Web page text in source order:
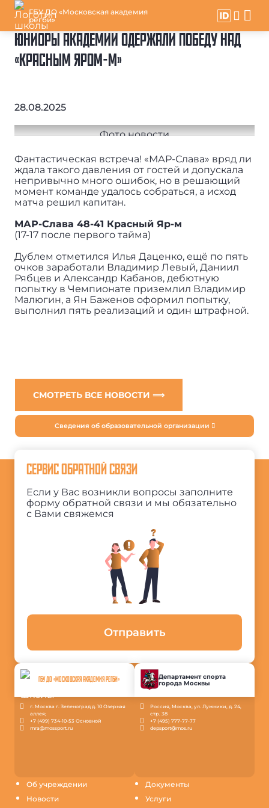
ГБУ ДО «Московская академия
регби»
ЮНИОРЫ АКАДЕМИИ ОДЕРЖАЛИ ПОБЕДУ НАД
«КРАСНЫМ ЯРОМ-М»
28.08.2025
Фантастическая встреча! «МАР-Слава» вряд ли
ждала такого давления от гостей и допускала
непривычно много ошибок, но в решающий
момент команде удалось собраться, а исход
матча решил капитан.
МАР-Слава 48-41 Красный Яр-м
(17-17 после первого тайма)
Дублем отметился Илья Даценко, ещё по пять
очков заработали Владимир Левый, Даниил
Рябцев и Александр Кабанов, дебютную
попытку в Чемпионате приземлил Владимир
Малюгин, а Ян Баженов оформил попытку,
выполнил пять реализаций и один штрафной.
СМОТРЕТЬ ВСЕ НОВОСТИ ⟹
Сведения об образовательной организации
Об учреждении
Новости
Документы
Услуги
СЕРВИС ОБРАТНОЙ СВЯЗИ
Если у Вас возникли вопросы заполните
форму обратной связи и мы обязательно
с Вами свяжемся
Отправить
ГБУ ДО «МОСКОВСКАЯ АКАДЕМИЯ РЕГБИ»
г. Москва г. Зеленоград д. 10 Озерная
аллея;
+7 (499) 734-10-53 Основной
mra@mossport.ru
Департамент спорта
города Москвы
Россия, Москва, ул. Лужники, д. 24,
стр. 38
+7 (495) 777-77-77
depsport@mos.ru